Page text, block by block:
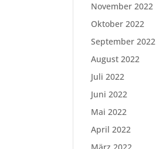
November 2022
Oktober 2022
September 2022
August 2022
Juli 2022
Juni 2022
Mai 2022
April 2022